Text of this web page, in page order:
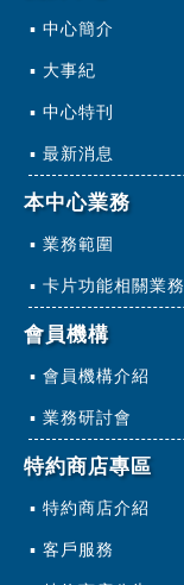
中心簡介
大事紀
中心特刊
最新消息
本中心業務
業務範圍
卡片功能相關業務
會員機構
會員機構介紹
業務研討會
特約商店專區
特約商店介紹
客戶服務